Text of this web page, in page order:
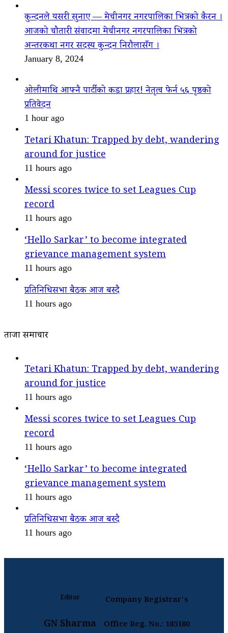
कुन्दनले यसरी सुनाए — मेचीनगर नगरपालिका भित्रको कैरन ।
आजको चौतारी संवादमा मेचीनगर नगरपालिका भित्रको
अन्तरकथा नगर सदस्य कुन्दन निरौलासँग ।
January 8, 2024
ओलीमाथि आफ्नै पार्टीको कडा प्रहार! नेतृत्व फेर्न ५६ पृष्ठको
प्रतिवेदन
1 hour ago
Tetari Khatun: Trapped by debt, wandering
around for justice
11 hours ago
Messi scores twice to set Leagues Cup
record
11 hours ago
‘Hello Sarkar’ to become integrated
grievance management system
11 hours ago
प्रतिनिधिसभा बैठक आज बस्दै
11 hours ago
ताजा समाचार
Tetari Khatun: Trapped by debt, wandering
around for justice
11 hours ago
Messi scores twice to set Leagues Cup
record
11 hours ago
‘Hello Sarkar’ to become integrated
grievance management system
11 hours ago
प्रतिनिधिसभा बैठक आज बस्दै
11 hours ago
Editor
GN Sharma
Company Registrar's
Office Reg. No.: 185180